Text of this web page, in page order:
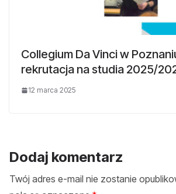
Collegium Da Vinci w
rekrutacja na studia 2025/
12 marca 2025
Dodaj komentarz
Twój adres e-mail nie zostanie